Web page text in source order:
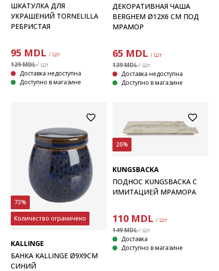
ШКАТУЛКА ДЛЯ
УКРАШЕНИЙ TORNELILLA
РЕБРИСТАЯ
95 MDL / Шт
129 MDL/ Шт
Доставка недоступна
Доступно в магазине
ДЕКОРАТИВНАЯ ЧАША
BERGHEM Ø12X6 СМ ПОД
МРАМОР
65 MDL / Шт
139 MDL/ Шт
Доставка недоступна
Доступно в магазине
73%
Количество ограничено
KALLINGE
БАНКА KALLINGE Ø9Х9СМ
СИНИЙ
26%
KUNGSBACKA
ПОДНОС KUNGSBACKA С
ИМИТАЦИЕЙ МРАМОРА
110 MDL / Шт
149 MDL/ Шт
Доставка
Доступно в магазине